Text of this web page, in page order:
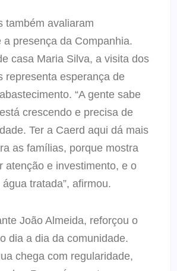
também avaliaram
a presença da Companhia.
casa Maria Silva, a visita dos
representa esperança de
“A gente sabe
crescendo e precisa de
Ter a Caerd aqui dá mais
as famílias, porque mostra
atenção e investimento, e o
tratada”, afirmou.
João Almeida, reforçou o
dia a dia da comunidade.
chega com regularidade,